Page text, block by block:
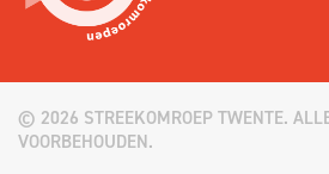
© 2026 STREEKOMROEP TWENTE.
VOORBEHOUDEN.